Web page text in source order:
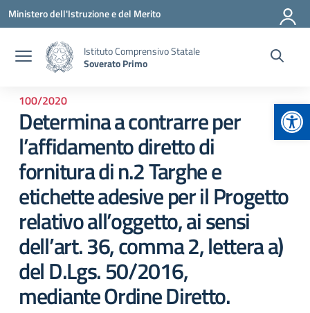
Vai ai contenuti
Vai al menu di navigazione
Vai al footer
Ministero dell'Istruzione e del Merito
Istituto Comprensivo Statale
Soverato Primo
100/2020
Determina a contrarre per
l’affidamento diretto di
fornitura di n.2 Targhe e
etichette adesive per il Progetto
relativo all’oggetto, ai sensi
dell’art. 36, comma 2, lettera a)
del D.Lgs. 50/2016,
mediante Ordine Diretto.